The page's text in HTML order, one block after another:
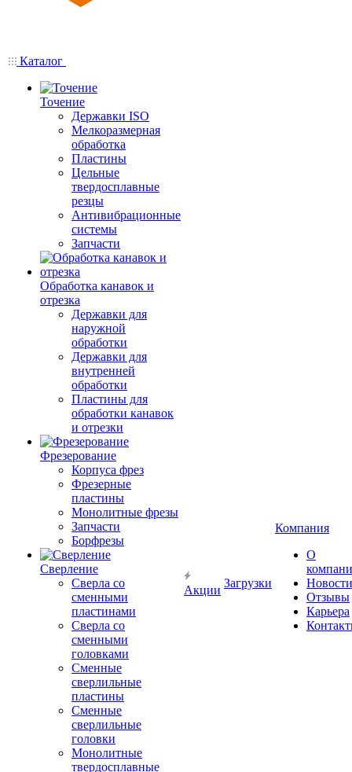
Каталог
Точение
Державки ISO
Мелкоразмерная
обработка
Пластины
Цельные
твердосплавные
резцы
Антивибрационные
системы
Запчасти
Обработка канавок и
отрезка
Державки для
наружной
обработки
Державки для
внутренней
обработки
Пластины для
обработки канавок
и отрезки
Фрезерование
Корпуса фрез
Фрезерные
пластины
Монолитные фрезы
Запчасти
Борфрезы
Сверление
Сверла со
сменными
пластинами
Сверла со
сменными
головками
Сменные
сверлильные
пластины
Сменные
сверлильные
головки
Монолитные
твердосплавные
Акции
Загрузки
Компания
О
Новости
Отзывы
Карьера